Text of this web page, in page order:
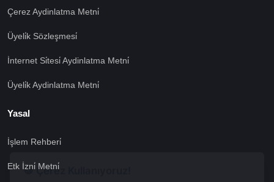
Çerez Aydinlatma Metni̇
Üyeli̇k Sözleşmesi̇
İnternet Si̇tesi̇ Aydinlatma Metni̇
Üyeli̇k Aydinlatma Metni̇
Yasal
İşlem Rehberi̇
Etk İzni̇ Metni̇